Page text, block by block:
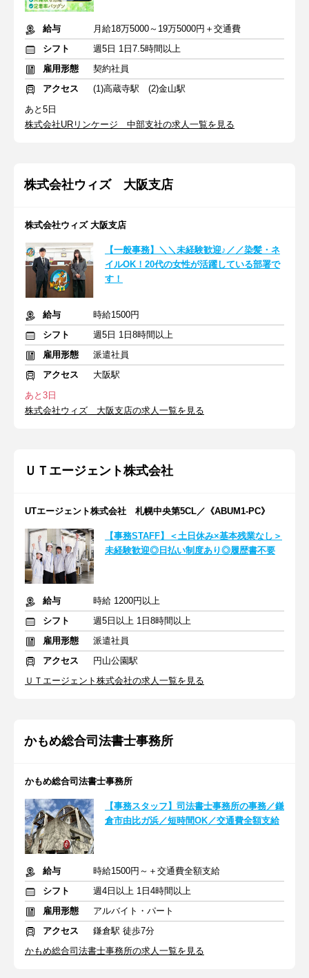
給与
月給18万5000～19万5000円＋交通費
シフト
週5日 1日7.5時間以上
雇用形態
契約社員
アクセス
(1)高蔵寺駅 (2)金山駅
あと5日
株式会社URリンケージ 中部支社の求人一覧を見る
株式会社ウィズ 大阪支店
株式会社ウィズ 大阪支店
【一般事務】＼＼未経験歓迎♪／／染髪・ネ
イルOK！20代の女性が活躍している部署で
す！
給与
時給1500円
シフト
週5日 1日8時間以上
雇用形態
派遣社員
アクセス
大阪駅
あと3日
株式会社ウィズ 大阪支店の求人一覧を見る
ＵＴエージェント株式会社
UTエージェント株式会社 札幌中央第5CL／《ABUM1-PC》
【事務STAFF】＜土日休み×基本残業なし＞
未経験歓迎◎日払い制度あり◎履歴書不要
給与
時給 1200円以上
シフト
週5日以上 1日8時間以上
雇用形態
派遣社員
アクセス
円山公園駅
ＵＴエージェント株式会社の求人一覧を見る
かもめ総合司法書士事務所
かもめ総合司法書士事務所
【事務スタッフ】司法書士事務所の事務／鎌
倉市由比ガ浜／短時間OK／交通費全額支給
給与
時給1500円～＋交通費全額支給
シフト
週4日以上 1日4時間以上
雇用形態
アルバイト・パート
アクセス
鎌倉駅 徒歩7分
かもめ総合司法書士事務所の求人一覧を見る